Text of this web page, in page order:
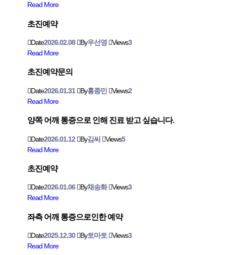
Read More
초진예약
Date2026.02.08 By우선영 Views3
Read More
초진예약문의
Date2026.01.31 By홍종민 Views2
Read More
양쪽 어깨 통증으로 인해 진료 받고 싶습니다.
Date2026.01.12 By김씨 Views5
Read More
초진예약
Date2026.01.06 By채송화 Views3
Read More
좌측 어깨 통증으로인한 예약
Date2025.12.30 By토마토 Views3
Read More